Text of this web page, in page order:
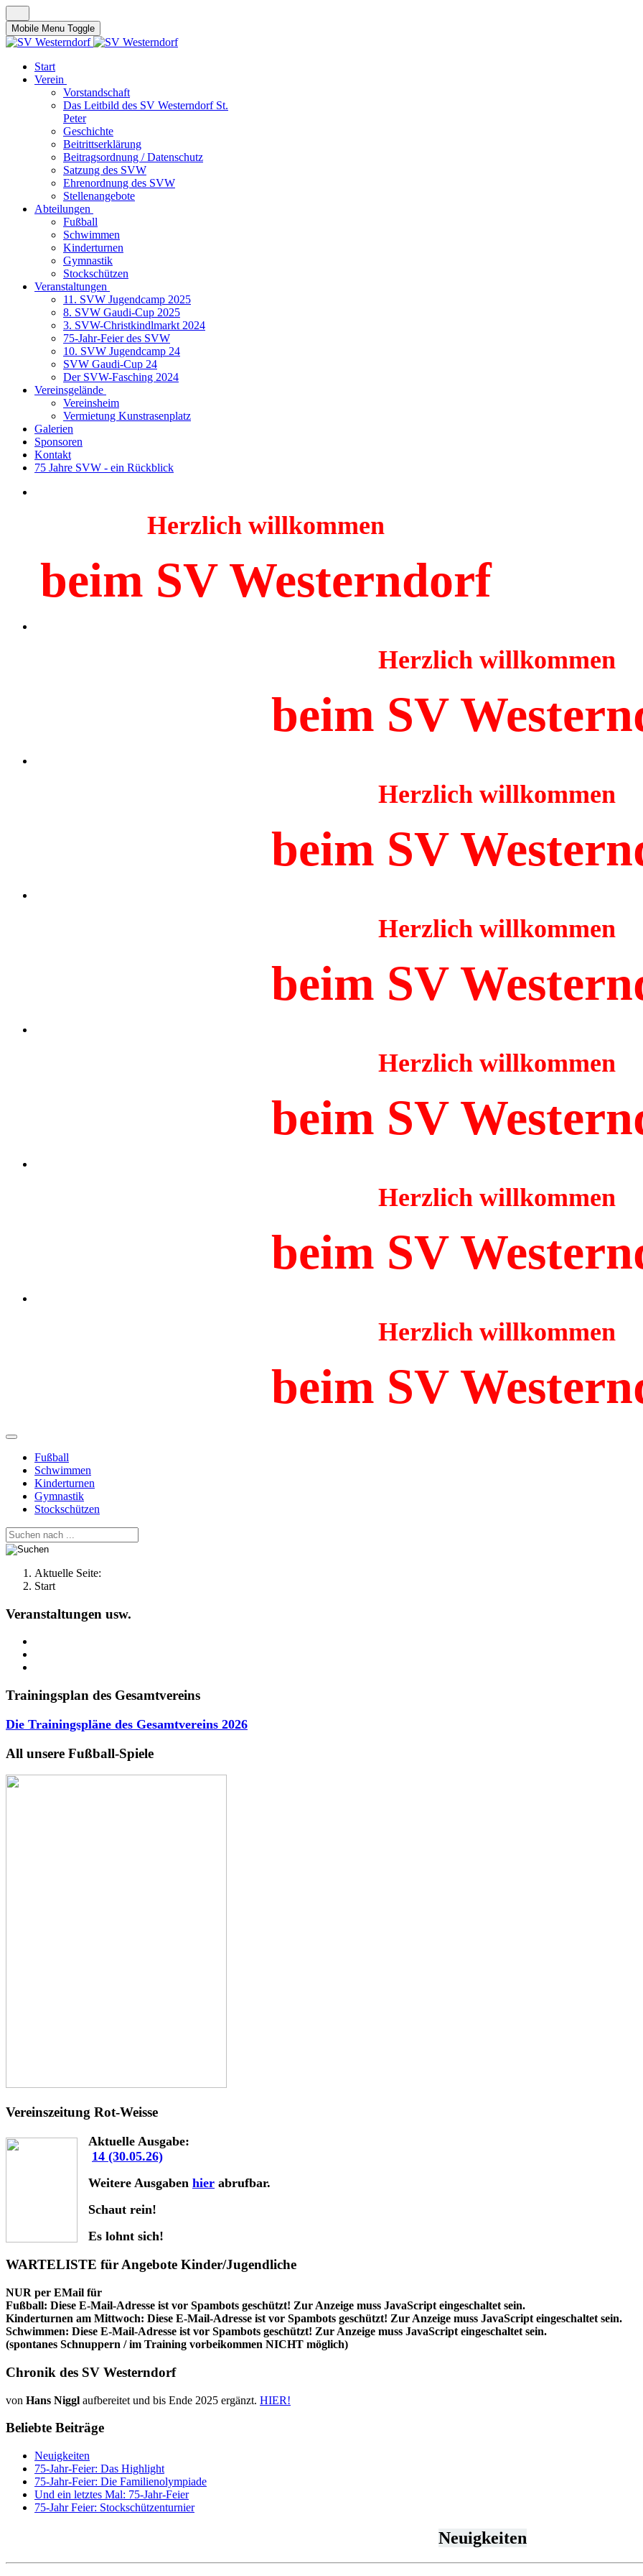
Mobile Menu Toggle
Start
Verein
Vorstandschaft
Das Leitbild des SV Westerndorf St.
Peter
Geschichte
Beitrittserklärung
Beitragsordnung / Datenschutz
Satzung des SVW
Ehrenordnung des SVW
Stellenangebote
Abteilungen
Fußball
Schwimmen
Kinderturnen
Gymnastik
Stockschützen
Veranstaltungen
11. SVW Jugendcamp 2025
8. SVW Gaudi-Cup 2025
3. SVW-Christkindlmarkt 2024
75-Jahr-Feier des SVW
10. SVW Jugendcamp 24
SVW Gaudi-Cup 24
Der SVW-Fasching 2024
Vereinsgelände
Vereinsheim
Vermietung Kunstrasenplatz
Galerien
Sponsoren
Kontakt
75 Jahre SVW - ein Rückblick
Herzlich willkommen
beim SV Westerndorf
Herzlich willkommen
beim SV
Herzlich willkommen
beim SV
Herzlich willkommen
beim SV
Herzlich willkommen
beim SV
Herzlich willkommen
beim SV
Herzlich willkommen
beim SV
Fußball
Schwimmen
Kinderturnen
Gymnastik
Stockschützen
Aktuelle Seite:
Start
Veranstaltungen usw.
Trainingsplan des Gesamtvereins
Die Trainingspläne des Gesamtvereins 2026
All unsere Fußball-Spiele
Vereinszeitung Rot-Weisse
Aktuelle Ausgabe:
14 (30.05.26)
Weitere Ausgaben hier abrufbar.
Schaut rein!
Es lohnt sich!
WARTELISTE für Angebote Kinder/Jugendliche
NUR per EMail für
Fußball: Diese E-Mail-Adresse ist vor Spambots geschützt! Zur Anzeige muss JavaScript eingeschaltet sein.
Kinderturnen am Mittwoch: Diese E-Mail-Adresse ist vor Spambots geschützt! Zur Anzeige muss JavaScript eingeschaltet sein.
Schwimmen: Diese E-Mail-Adresse ist vor Spambots geschützt! Zur Anzeige muss JavaScript eingeschaltet sein.
(spontanes Schnuppern / im Training vorbeikommen NICHT möglich)
Chronik des SV Westerndorf
von Hans Niggl aufbereitet und bis Ende 2025 ergänzt. HIER!
Beliebte Beiträge
Neuigkeiten
75-Jahr-Feier: Das Highlight
75-Jahr-Feier: Die Familienolympiade
Und ein letztes Mal: 75-Jahr-Feier
75-Jahr Feier: Stockschützenturnier
Neuigkeiten